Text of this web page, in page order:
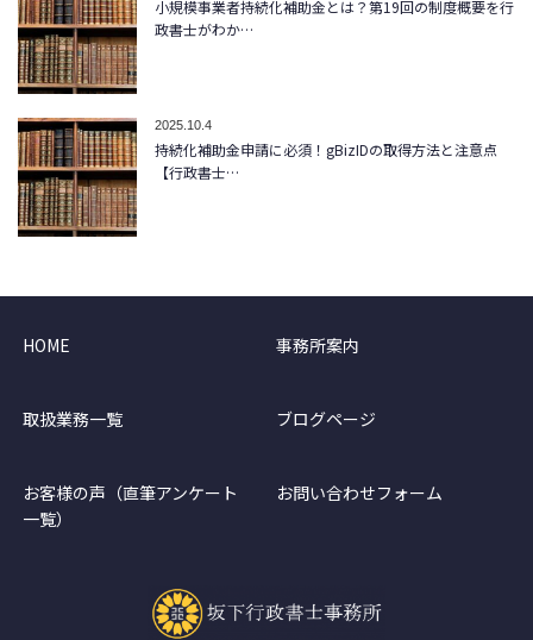
小規模事業者持続化補助金とは？第19回の制度概要を行
政書士がわか…
2025.10.4
持続化補助金申請に必須！gBizIDの取得方法と注意点
【行政書士…
HOME 事務所案内
取扱業務一覧 ブログページ
お客様の声（直筆アンケート
一覧）
お問い合わせフォーム